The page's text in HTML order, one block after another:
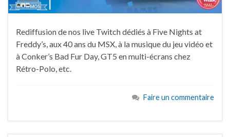
Rediffusion de nos live Twitch dédiés à Five Nights at
Freddy’s, aux 40 ans du MSX, à la musique du jeu vidéo et
à Conker’s Bad Fur Day, GT5 en multi-écrans chez
Rétro-Polo, etc.
Faire un commentaire